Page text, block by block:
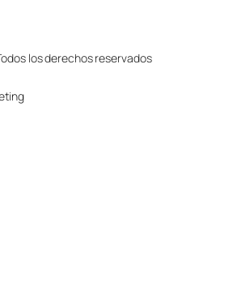
los derechos reservados